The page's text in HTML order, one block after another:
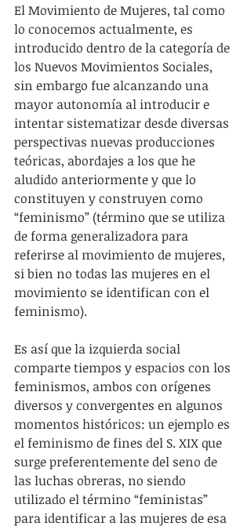
El Movimiento de Mujeres, tal como
lo conocemos actualmente, es
introducido dentro de la categoría de
los Nuevos Movimientos Sociales,
sin embargo fue alcanzando una
mayor autonomía al introducir e
intentar sistematizar desde diversas
perspectivas nuevas producciones
teóricas, abordajes a los que he
aludido anteriormente y que lo
constituyen y construyen como
“feminismo” (término que se utiliza
de forma generalizadora para
referirse al movimiento de mujeres,
si bien no todas las mujeres en el
movimiento se identifican con el
feminismo).
Es así que la izquierda social
comparte tiempos y espacios con los
feminismos, ambos con orígenes
diversos y convergentes en algunos
momentos históricos: un ejemplo es
el feminismo de fines del S. XIX que
surge preferentemente del seno de
las luchas obreras, no siendo
utilizado el término “feministas”
para identificar a las mujeres de esa